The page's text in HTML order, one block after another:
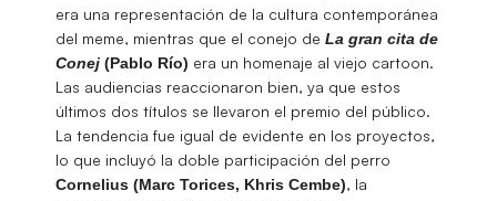
era una representación de la cultura contemporánea
del meme, mientras que el conejo de La gran cita de
Conej (Pablo Río) era un homenaje al viejo cartoon.
Las audiencias reaccionaron bien, ya que estos
últimos dos títulos se llevaron el premio del público.
La tendencia fue igual de evidente en los proyectos,
lo que incluyó la doble participación del perro
Cornelius (Marc Torices, Khris Cembe), la